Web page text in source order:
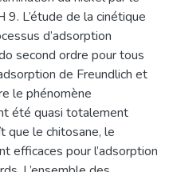
L’étude de la cinétique
d’adsorption
second ordre pour tous
de Freundlich et
le phénomène
été quasi totalement
que le chitosane, le
efficaces pour l’adsorption